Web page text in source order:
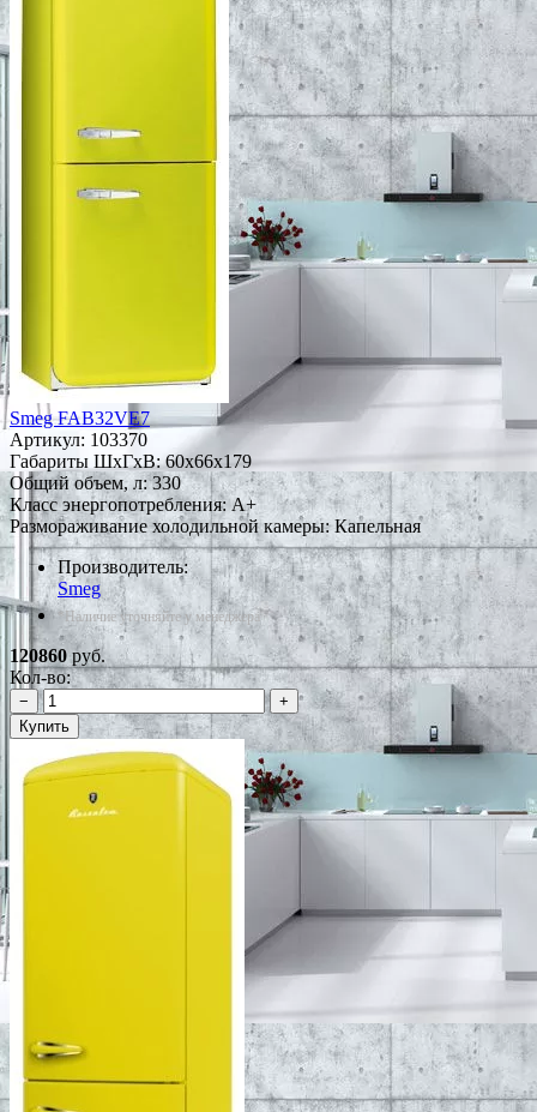
Smeg FAB32VE7
Артикул: 103370
Габариты ШxГxВ: 60x66x179
Общий объем, л: 330
Класс энергопотребления: A+
Размораживание холодильной камеры: Капельная
Производитель:
Smeg
*Наличие уточняйте у менеджера
120860руб.
Кол-во:
−
+
Купить